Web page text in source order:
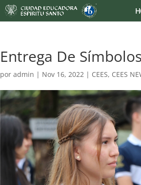
Entrega De
poradmin | Nov 16, 2022 | CEES, CEES